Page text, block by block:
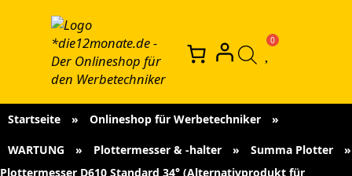
Startseite » Onlineshop für Werbetechniker »
WARTUNG » Plottermesser & -halter » Summa Plotter
»
Plottermesser D610 Standard 34° (Alternativprodukt für